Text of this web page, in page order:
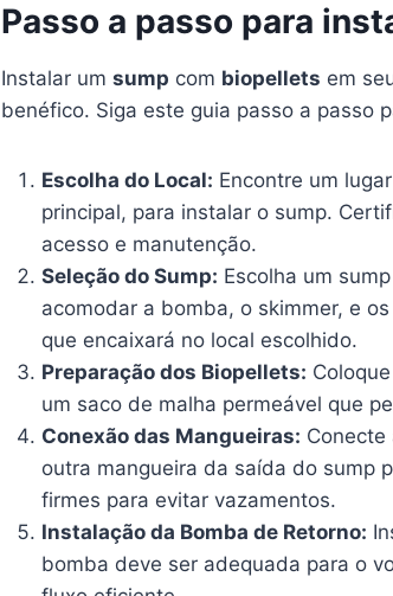
Passo a passo para
Instalar um sump com biopellets em
benéfico. Siga este guia passo a passo
Escolha do Local: Encontre um
principal, para instalar o sump.
acesso e manutenção.
Seleção do Sump: Escolha um
acomodar a bomba, o skimmer, e
que encaixará no local escolhido.
Preparação dos Biopellets:
um saco de malha permeável que
Conexão das Mangueiras: Conecte
outra mangueira da saída do sump
firmes para evitar vazamentos.
Instalação da Bomba de Retorno:
bomba deve ser adequada para o